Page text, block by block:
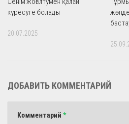
күресуге болады
20.07.2025
ДОБАВИТЬ КОММЕНТАРИЙ
Комментарий *